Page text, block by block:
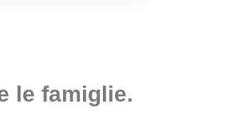
le famiglie.